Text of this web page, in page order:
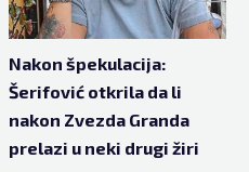
Nakon špekulacija:
Šerifović otkrila da li
nakon Zvezda Granda
prelazi u neki drugi žiri